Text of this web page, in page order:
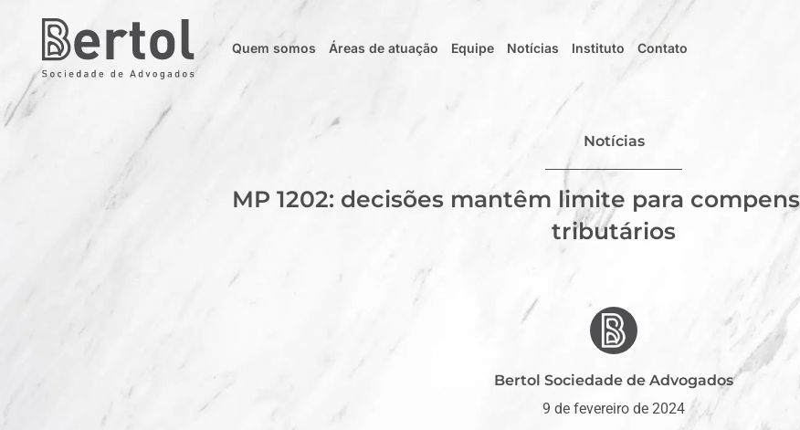
Quem somos Áreas de atuação Equipe Notícias Instituto Contato
Notícias
MP 1202: decisões mantêm limite para
tributários
Bertol Sociedade de Advogados
9 de fevereiro de 2024